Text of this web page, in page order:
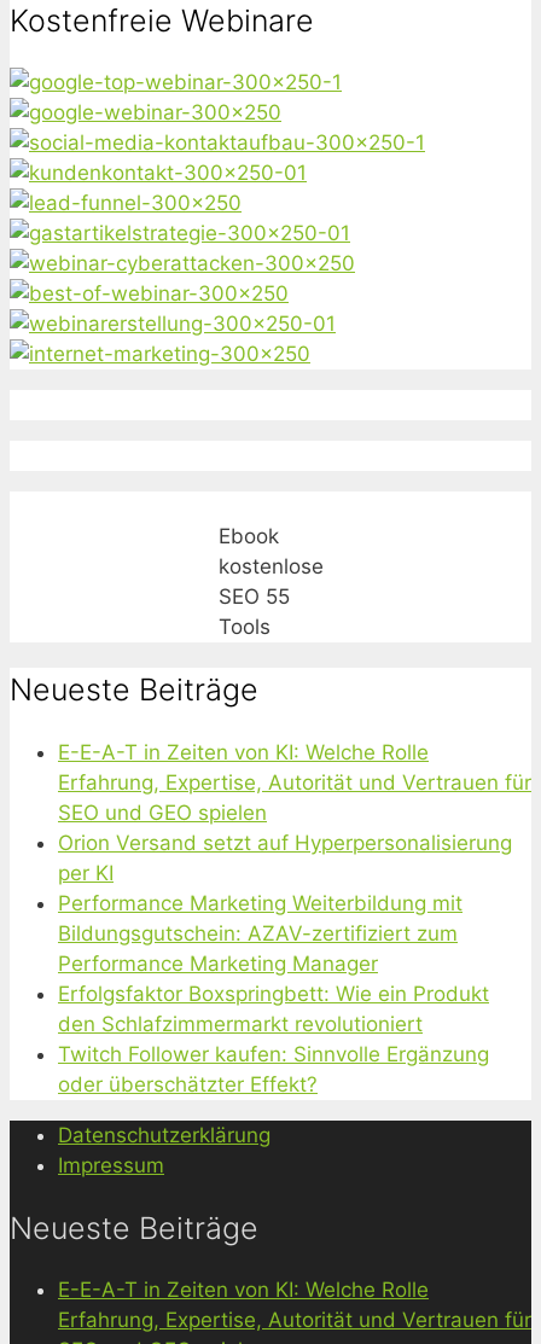
Kostenfreie Webinare
Ebook
kostenlose
SEO 55
Tools
Neueste Beiträge
E-E-A-T in Zeiten von KI: Welche Rolle
Erfahrung, Expertise, Autorität und Vertrauen für
SEO und GEO spielen
Orion Versand setzt auf Hyperpersonalisierung
per KI
Performance Marketing Weiterbildung mit
Bildungsgutschein: AZAV-zertifiziert zum
Performance Marketing Manager
Erfolgsfaktor Boxspringbett: Wie ein Produkt
den Schlafzimmermarkt revolutioniert
Twitch Follower kaufen: Sinnvolle Ergänzung
oder überschätzter Effekt?
Datenschutzerklärung
Impressum
Neueste Beiträge
E-E-A-T in Zeiten von KI: Welche Rolle
Erfahrung, Expertise, Autorität und Vertrauen für